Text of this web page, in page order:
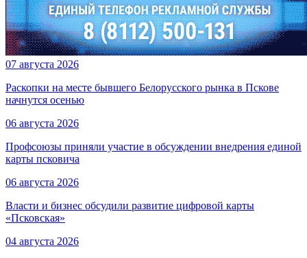
07 августа 2026
Раскопки на месте бывшего Белорусского рынка в Пскове
начнутся осенью
06 августа 2026
Профсоюзы приняли участие в обсуждении внедрения единой
карты псковича
06 августа 2026
Власти и бизнес обсудили развитие цифровой карты
«Псковская»
04 августа 2026